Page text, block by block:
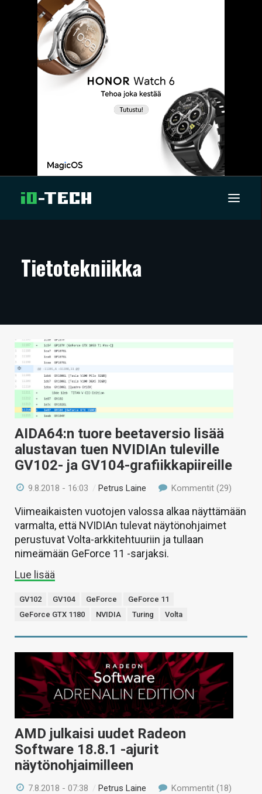
ARTIKKELIT
TECHBBS
TIETOA
HINTA.FI
KAUPPA
VAIHDA TEEMA
HAKU
Tietotekniikka
AIDA64:n tuore beetaversio lisää
alustavan tuen NVIDIAn tuleville
GV102- ja GV104-grafiikkapiireille
9.8.2018 - 16:03 /Petrus Laine Kommentit (29)
Viimeaikaisten vuotojen valossa alkaa näyttämään
varmalta, että NVIDIAn tulevat näytönohjaimet
perustuvat Volta-arkkitehtuuriin ja tullaan
nimeämään GeForce 11 -sarjaksi.
Lue lisää
GV102 GV104 GeForce
GeForce 11
GeForce GTX 1180
NVIDIA Turing Volta
AMD julkaisi uudet Radeon
Software 18.8.1 -ajurit
näytönohjaimilleen
7.8.2018 - 07:38 /Petrus Laine Kommentit (18)